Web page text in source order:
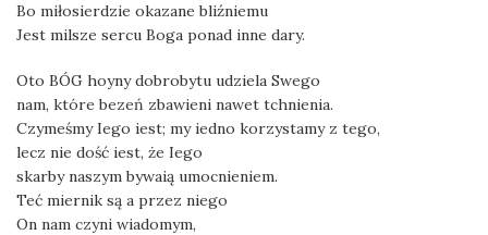
Bo miłosierdzie okazane bliźniemu
Jest milsze sercu Boga ponad inne dary.
Oto BÓG hoyny dobrobytu udziela Swego
nam, które bezeń zbawieni nawet tchnienia.
Czymeśmy Iego iest; my iedno korzystamy z tego,
lecz nie dość iest, że Iego
skarby naszym bywaią umocnieniem.
Teć miernik są a przez niego
On nam czyni wiadomym,